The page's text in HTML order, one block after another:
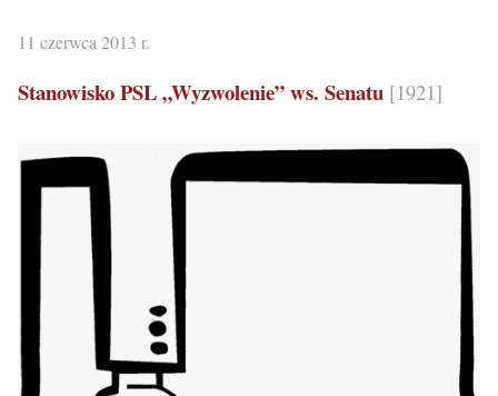
11 czerwca 2013 r.
Stanowisko PSL „Wyzwolenie” ws. Senatu [1921]